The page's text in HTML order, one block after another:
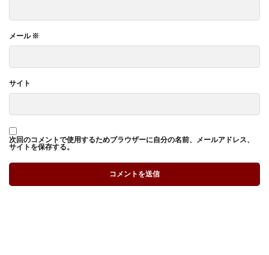
メール※
サイト
次回のコメントで使用するためブラウザーに自分の名前、メールアドレス、
サイトを保存する。